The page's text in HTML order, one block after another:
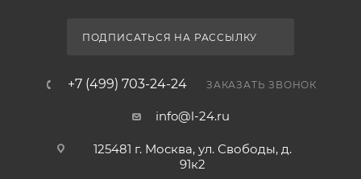
ПОДПИСАТЬСЯ НА РАССЫЛКУ
+7 (499) 703-24-24 ЗАКАЗАТЬ ЗВОНОК
info@l-24.ru
125481 г. Москва, ул. Свободы, д.
91к2